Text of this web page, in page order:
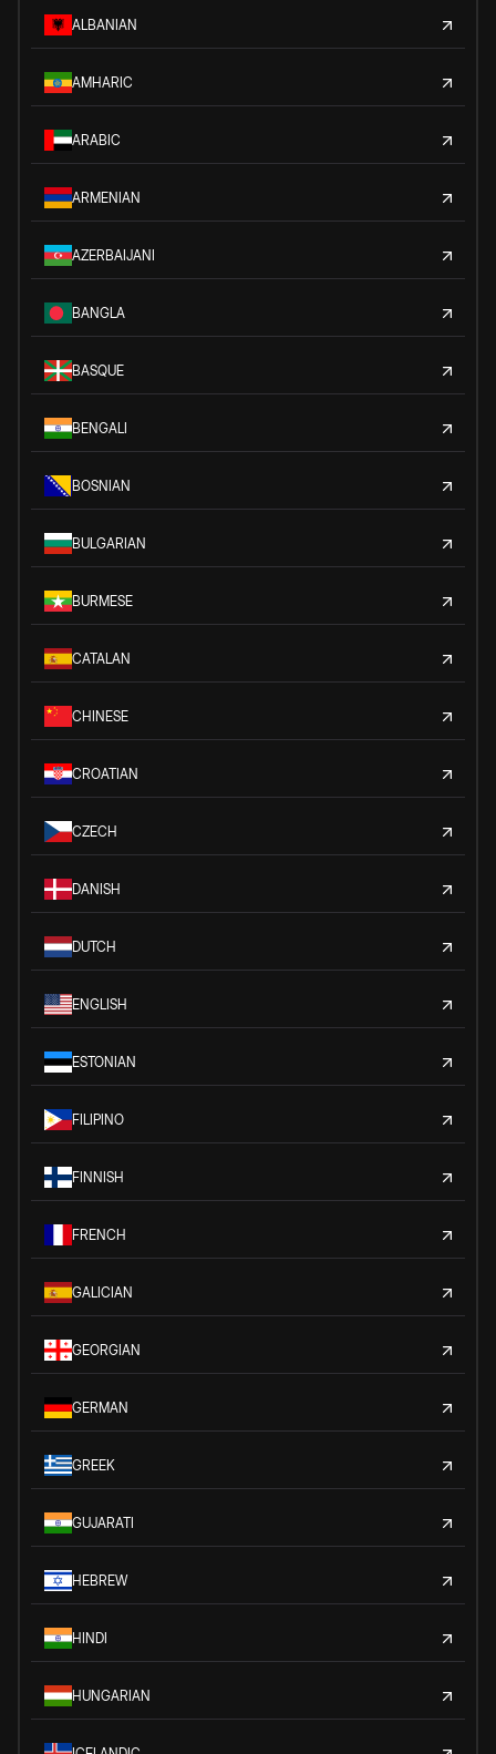
ALBANIAN
AMHARIC
ARABIC
ARMENIAN
AZERBAIJANI
BANGLA
BASQUE
BENGALI
BOSNIAN
BULGARIAN
BURMESE
CATALAN
CHINESE
CROATIAN
CZECH
DANISH
DUTCH
ENGLISH
ESTONIAN
FILIPINO
FINNISH
FRENCH
GALICIAN
GEORGIAN
GERMAN
GREEK
GUJARATI
HEBREW
HINDI
HUNGARIAN